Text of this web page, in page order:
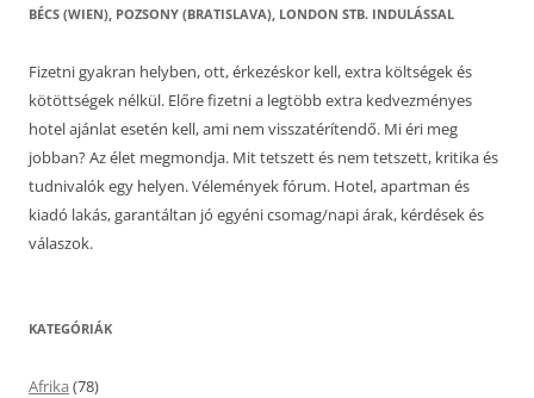
BÉCS (WIEN), POZSONY (BRATISLAVA), LONDON STB. INDULÁSSAL
Fizetni gyakran helyben, ott, érkezéskor kell, extra költségek és
kötöttségek nélkül. Előre fizetni a legtöbb extra kedvezményes
hotel ajánlat esetén kell, ami nem visszatérítendő. Mi éri meg
jobban? Az élet megmondja. Mit tetszett és nem tetszett, kritika és
tudnivalók egy helyen. Vélemények fórum. Hotel, apartman és
kiadó lakás, garantáltan jó egyéni csomag/napi árak, kérdések és
válaszok.
KATEGÓRIÁK
Afrika (78)